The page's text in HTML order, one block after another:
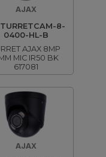
AJAX
8-
0400-HL-B
AJAX 8MP
MIC IR50 BK
617081
AJAX